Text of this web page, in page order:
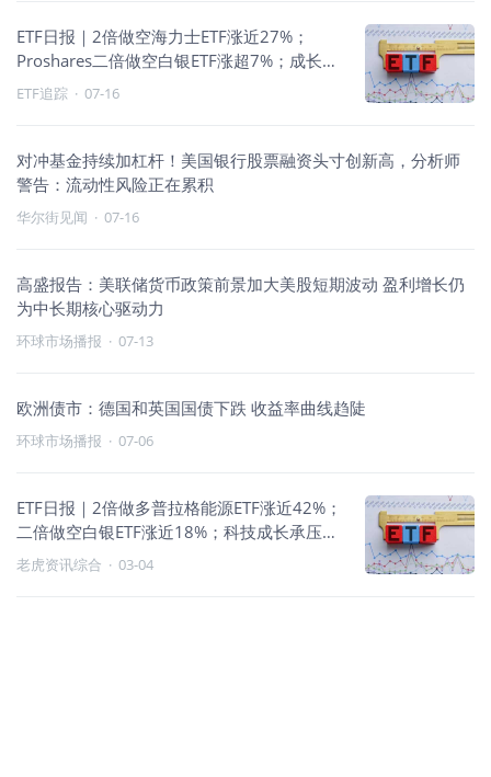
ETF日报｜2倍做空海力士ETF涨近27%；
Proshares二倍做空白银ETF涨超7%；成长承
压、避险与反向走强
ETF追踪 · 07-16
对冲基金持续加杠杆！美国银行股票融资头寸创新高，分析师
警告：流动性风险正在累积
华尔街见闻 · 07-16
高盛报告：美联储货币政策前景加大美股短期波动 盈利增长仍
为中长期核心驱动力
环球市场播报 · 07-13
欧洲债市：德国和英国国债下跌 收益率曲线趋陡
环球市场播报 · 07-06
ETF日报｜2倍做多普拉格能源ETF涨近42%；
二倍做空白银ETF涨近18%；科技成长承压，
逆向与商品类领跑
老虎资讯综合 · 03-04